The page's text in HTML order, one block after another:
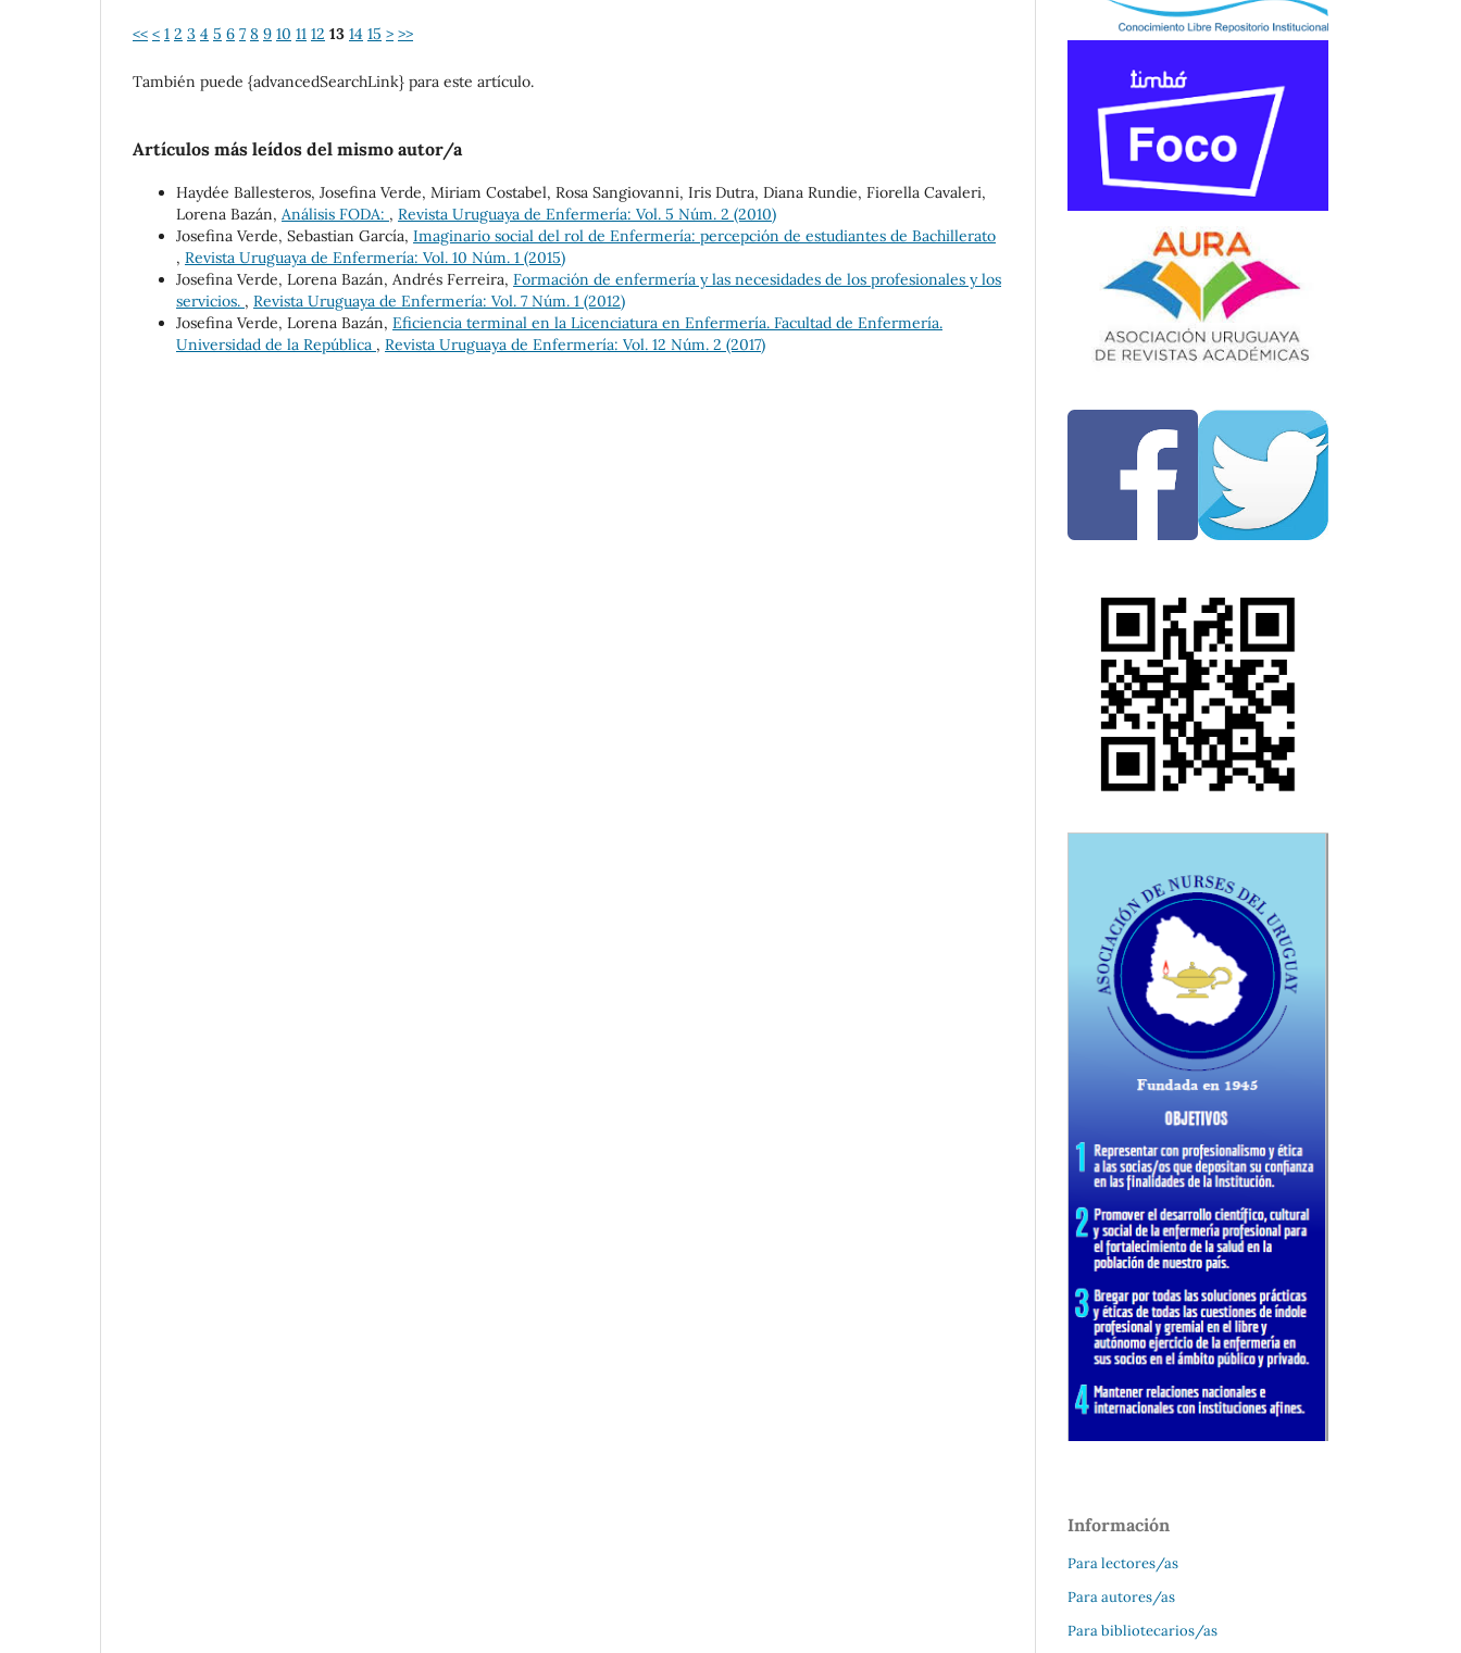
<< < 1 2 3 4 5 6 7 8 9 10 11 12 13 14 15 > >>
También puede {advancedSearchLink} para este artículo.
Artículos más leídos del mismo autor/a
Haydée Ballesteros, Josefina Verde, Miriam Costabel, Rosa Sangiovanni, Iris Dutra, Diana Rundie, Fiorella Cavaleri,
Lorena Bazán, Análisis FODA: , Revista Uruguaya de Enfermería: Vol. 5 Núm. 2 (2010)
Josefina Verde, Sebastian García, Imaginario social del rol de Enfermería: percepción de estudiantes de Bachillerato
, Revista Uruguaya de Enfermería: Vol. 10 Núm. 1 (2015)
Josefina Verde, Lorena Bazán, Andrés Ferreira, Formación de enfermería y las necesidades de los profesionales y los
servicios. , Revista Uruguaya de Enfermería: Vol. 7 Núm. 1 (2012)
Josefina Verde, Lorena Bazán, Eficiencia terminal en la Licenciatura en Enfermería. Facultad de Enfermería.
Universidad de la República , Revista Uruguaya de Enfermería: Vol. 12 Núm. 2 (2017)
Información
Para lectores/as
Para autores/as
Para bibliotecarios/as